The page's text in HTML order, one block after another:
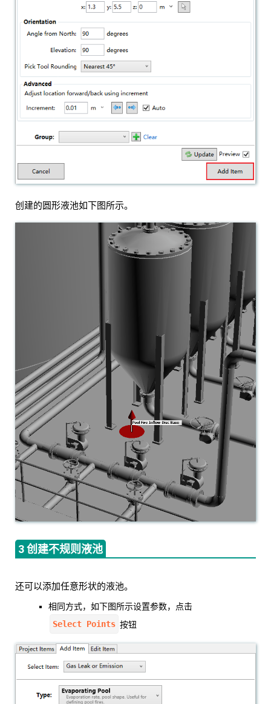
创建的圆形液池如下图所示。
3 创建不规则液池
还可以添加任意形状的液池。
相同方式，如下图所示设置参数，点击
Select Points 按钮